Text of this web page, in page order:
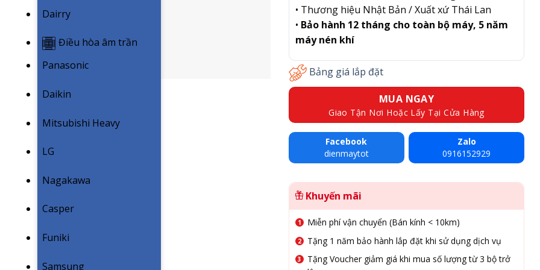
Dairry
Điều hòa âm trần
Panasonic
Daikin
Mitsubishi Heavy
LG
Nagakawa
Casper
Funiki
Samsung
• Thương hiệu Nhật Bản / Xuất xứ Thái Lan
• Bảo hành 12 tháng cho toàn bộ máy, 5 năm
máy nén khí
Bảng giá lắp đặt
MUA NGAY
Giao Tận Nơi Hoặc Lấy Tại Cửa Hàng
Facebook
dienmaytot
Zalo
0916152929
Khuyến mãi
Miễn phí vận chuyển (Bán kính < 10km)
Tặng 1 năm bảo hành lắp đặt khi sử dụng dịch vụ
Tặng Voucher giảm giá khi mua số lượng từ 3 bộ trở